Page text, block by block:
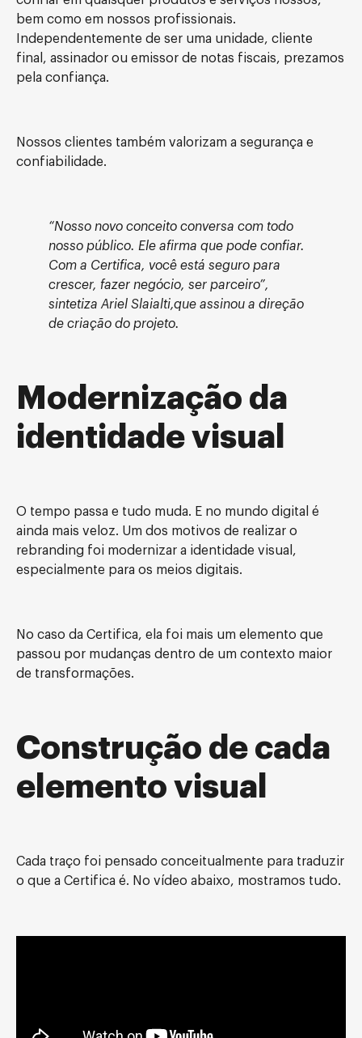
bem como em nossos profissionais.
Independentemente de ser uma unidade, cliente
final, assinador ou emissor de notas fiscais, prezamos
pela confiança.
Nossos clientes também valorizam a segurança e
confiabilidade.
“Nosso novo conceito conversa com todo
nosso público. Ele afirma que pode confiar.
Com a Certifica, você está seguro para
crescer, fazer negócio, ser parceiro”,
sintetiza Ariel Slaialti,que assinou a direção
de criação do projeto.
Modernização da
identidade visual
O tempo passa e tudo muda. E no mundo digital é
ainda mais veloz. Um dos motivos de realizar o
rebranding foi modernizar a identidade visual,
especialmente para os meios digitais.
No caso da Certifica, ela foi mais um elemento que
passou por mudanças dentro de um contexto maior
de transformações.
Construção de cada
elemento visual
Cada traço foi pensado conceitualmente para traduzir
o que a Certifica é. No vídeo abaixo, mostramos tudo.